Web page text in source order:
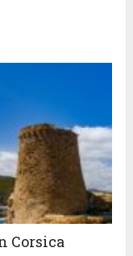
Corsica